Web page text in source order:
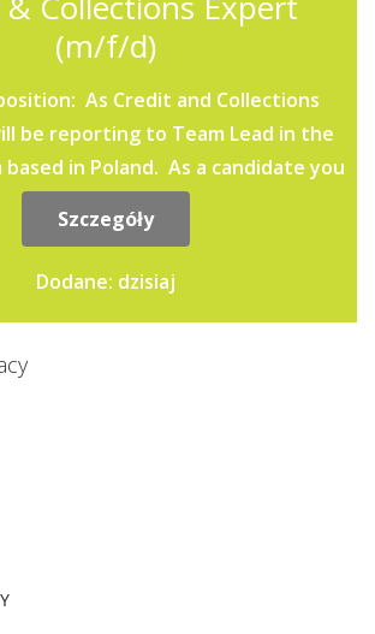
(m/f/d)
As Credit and Collections
be reporting to Team Lead in the
based in Poland. As a candidate you
Szczegóły
Dodane: dzisiaj